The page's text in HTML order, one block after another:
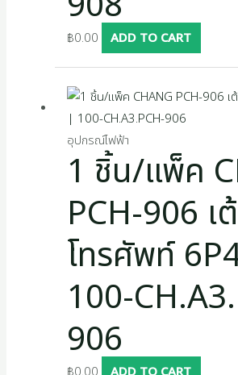
฿0.00 ADD TO CART
อุปกรณ์ไฟฟ้า
1 ชิ้น/แพ็ค
PCH-906 เ
โทรศัพท์
100-
906